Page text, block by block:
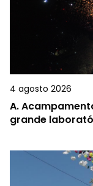
4 agosto 2026
A.
grande